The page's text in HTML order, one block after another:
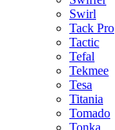
Swirl
Tack Pro
Tactic
Tefal
Tekmee
Tesa
Titania
Tomado
Tonka